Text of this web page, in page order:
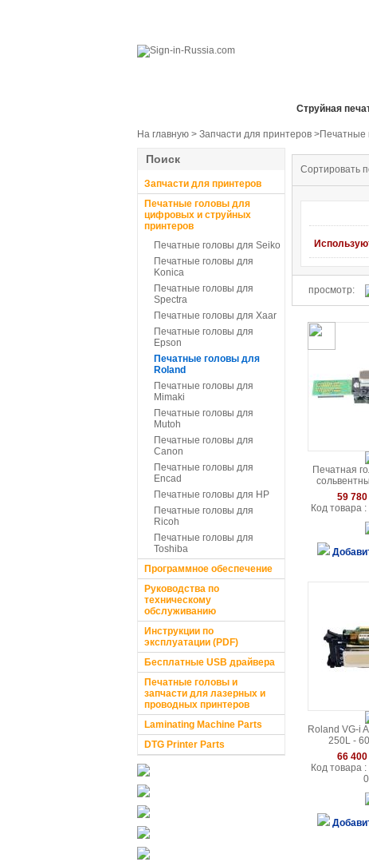
Cтруйная
На главную > Запчасти для принтеров >Печатные
Поиск
Запчасти для принтеров
Печатные головы для
цифровых и струйных
принтеров
Печатные головы для Seiko
Печатные головы для
Konica
Печатные головы для
Spectra
Печатные головы для Xaar
Печатные головы для
Epson
Печатные головы для
Roland
Печатные головы для
Mimaki
Печатные головы для
Mutoh
Печатные головы для
Canon
Печатные головы для
Encad
Печатные головы для HP
Печатные головы для
Ricoh
Печатные головы для
Toshiba
Программное обеспечение
Руководства по
техническому
обслуживанию
Инструкции по
эксплуатации (PDF)
Бесплатные USB драйвера
Печатные головы и
запчасти для лазерных и
проводных принтеров
Laminating Machine Parts
DTG Printer Parts
Сортировать
просмотр:
Печатная
Roland /
59
Код товара
Roland VG-i
250L -
66
Код товара